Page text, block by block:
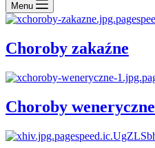
Menu
Choroby zakaźne
Choroby weneryczne